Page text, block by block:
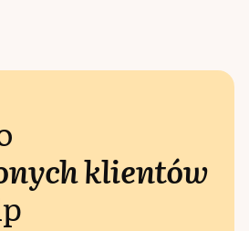
klientów